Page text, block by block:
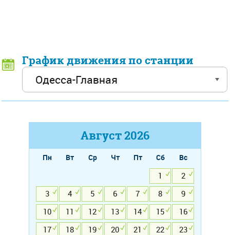
График движения по станции
Август2026
Пн Вт Ср Чт Пт Сб
Вс
1
2
3
4 5 6 7 8
9
10
11 12 13 14 15
16
17
18 19 20 21 22
23